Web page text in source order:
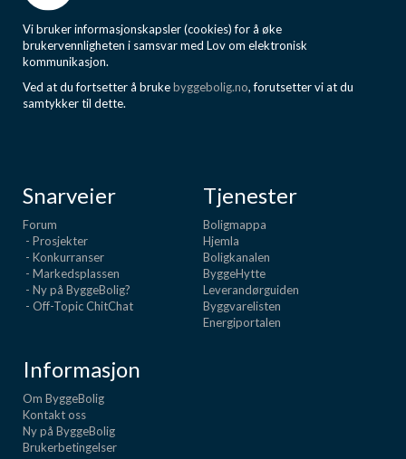
Vi bruker informasjonskapsler (cookies) for å øke
brukervennligheten i samsvar med Lov om elektronisk
kommunikasjon.
Ved at du fortsetter å brukebyggebolig.no, forutsetter vi at du
samtykker til dette.
Snarveier
Forum
- Prosjekter
- Konkurranser
- Markedsplassen
- Ny på ByggeBolig?
- Off-Topic ChitChat
Tjenester
Boligmappa
Hjemla
Boligkanalen
ByggeHytte
Leverandørguiden
Byggvarelisten
Energiportalen
Informasjon
Om ByggeBolig
Kontakt oss
Ny på ByggeBolig
Brukerbetingelser